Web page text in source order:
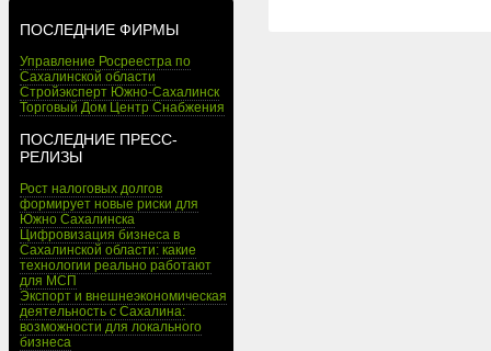
ПОСЛЕДНИЕ ФИРМЫ
Управление Росреестра по
Сахалинской области
Стройэксперт Южно-Сахалинск
Торговый Дом Центр Снабжения
ПОСЛЕДНИЕ ПРЕСС-
РЕЛИЗЫ
Рост налоговых долгов
формирует новые риски для
Южно Сахалинска
Цифровизация бизнеса в
Сахалинской области: какие
технологии реально работают
для МСП
Экспорт и внешнеэкономическая
деятельность с Сахалина:
возможности для локального
бизнеса